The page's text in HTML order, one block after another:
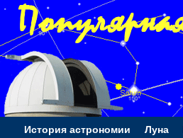
История астрономии Луна